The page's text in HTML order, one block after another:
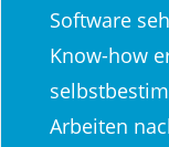
Software
Know-how
Arbeiten